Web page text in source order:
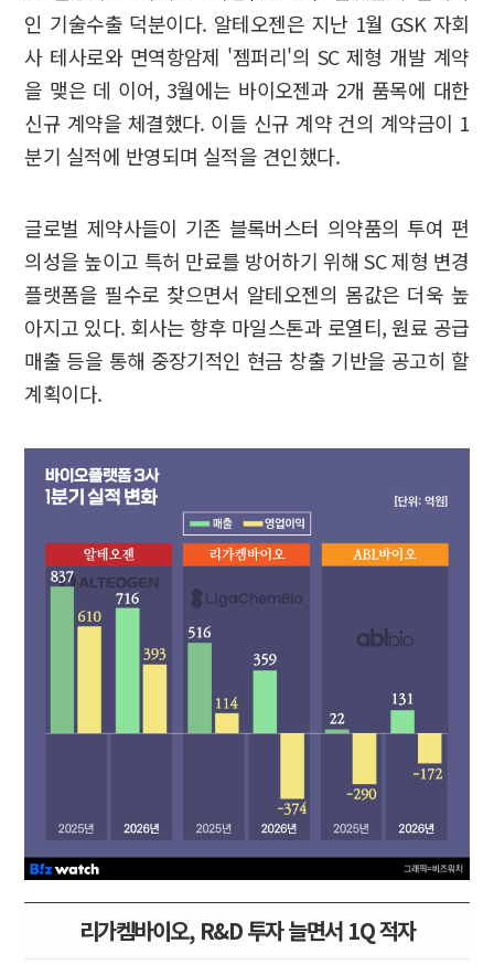
인 기술수출 덕분이다. 알테오젠은 지난 1월 GSK 자회
사 테사로와 면역항암제 '젬퍼리'의 SC 제형 개발 계약
을 맺은 데 이어, 3월에는 바이오젠과 2개 품목에 대한
신규 계약을 체결했다. 이들 신규 계약 건의 계약금이 1
분기 실적에 반영되며 실적을 견인했다.
글로벌 제약사들이 기존 블록버스터 의약품의 투여 편
의성을 높이고 특허 만료를 방어하기 위해 SC 제형 변경
플랫폼을 필수로 찾으면서 알테오젠의 몸값은 더욱 높
아지고 있다. 회사는 향후 마일스톤과 로열티, 원료 공급
매출 등을 통해 중장기적인 현금 창출 기반을 공고히 할
계획이다.
리가켐바이오, R&D 투자 늘면서 1Q 적자